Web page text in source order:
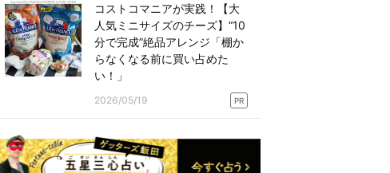
コストコマニアが実践！【大
人気ミニサイズのチーズ】“10
分で完成”絶品アレンジ「棚か
らなくなる前に買い占めた
い！」
2026/05/19 PR